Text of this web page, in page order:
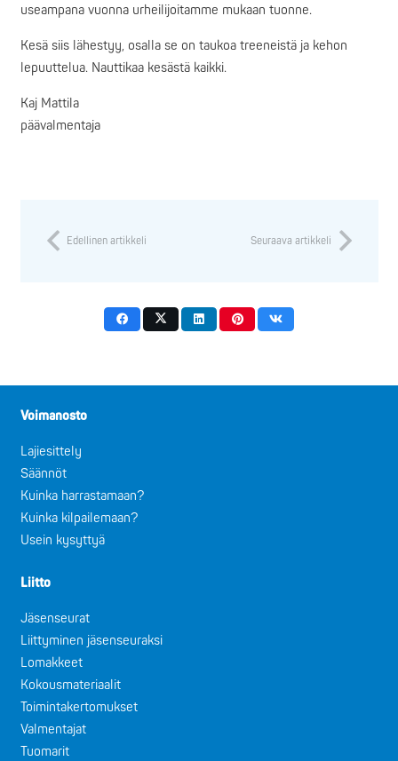
useampana vuonna urheilijoitamme mukaan tuonne.
Kesä siis lähestyy, osalla se on taukoa treeneistä ja kehon
lepuuttelua. Nauttikaa kesästä kaikki.
Kaj Mattila
päävalmentaja
Edellinen artikkeli Seuraava artikkeli
Voimanosto
Lajiesittely
Säännöt
Kuinka harrastamaan?
Kuinka kilpailemaan?
Usein kysyttyä
Liitto
Jäsenseurat
Liittyminen jäsenseuraksi
Lomakkeet
Kokousmateriaalit
Toimintakertomukset
Valmentajat
Tuomarit